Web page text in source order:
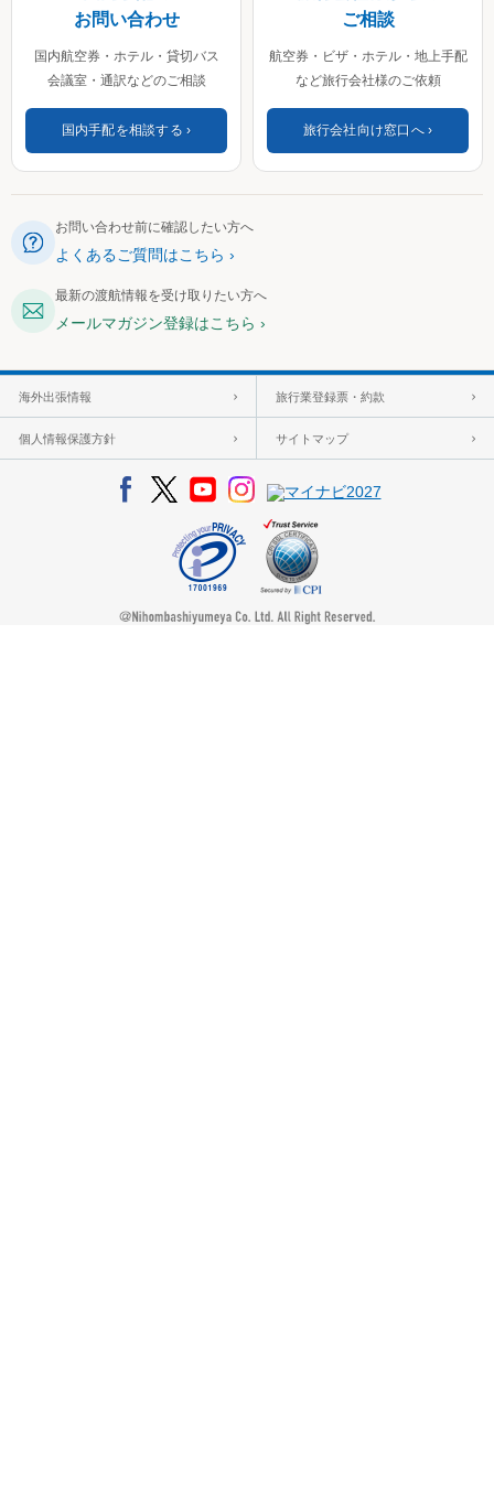
お問い合わせ
国内航空券・ホテル・貸切バス
会議室・通訳などのご相談
国内手配を相談する
ご相談
航空券・ビザ・ホテル・地上手配
など旅行会社様のご依頼
旅行会社向け窓口へ
お問い合わせ前に確認したい方へ
よくあるご質問はこちら
最新の渡航情報を受け取りたい方へ
メールマガジン登録はこちら
海外出張情報 旅行業登録票・約款
個人情報保護方針 サイトマップ